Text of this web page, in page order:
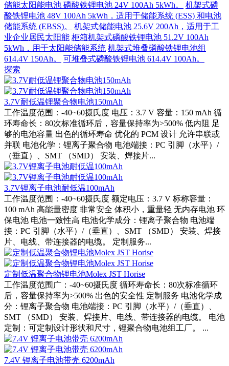
储能太阳能电池 磷酸铁锂电池 24V 100Ah 5kWh。
机架式磷
酸铁锂电池 48V 100Ah 5kWh，适用于储能系统 (ESS) 和电池
储能系统 (EBSS)。
机架式储能电池 25.6V 200Ah，适用于工
业企业居民太阳能 柜箱机架式磷酸铁锂电池 51.2V 100Ah
5kWh，用于太阳能储能系统 机架式堆叠磷酸铁锂电池组
614.4V 150Ah。
可堆叠式磷酸铁锂电池 614.4V 100Ah。
探索
3.7V耐低温锂聚合物电池150mAh
工作温度范围：-40~60摄氏度 电压：3.7 V 容量：150 mAh 循
环寿命长：80次标准循环后，容量保持率为>500% 低内阻 足
够的电池容量 出色的循环寿命 优化的 PCM 设计 允许串联或
并联 电池化学：锂离子聚合物 电池端接：PC 引脚（水平）/
（垂直）、SMT （SMD） 安装、焊接片...
3.7V锂离子电池耐低温100mAh
工作温度范围：-40~60摄氏度 额定电压：3.7 V 标称容量：
100 mAh 高能量密度 非常安全 体积小，重量轻 无内存电池 环
保电池 电池一致性高 电池化学成分：锂离子聚合物 电池端
接：PC 引脚（水平）/（垂直）、SMT （SMD） 安装、焊接
片、电线、带连接器的电缆。 定制服务...
定制低温聚合物锂电池Molex JST Horise
工作温度范围广：-40~60摄氏度 循环寿命长：80次标准循环
后，容量保持率为>500% 出色的安全性 定制服务 电池化学成
分：锂离子聚合物 电池端接：PC 引脚（水平）/（垂直）、
SMT （SMD） 安装、焊接片、电线、带连接器的电缆。 电池
定制：可定制设计形状和尺寸，锂聚合物电池组工厂。 ...
7.4V 锂离子电池带壳 6200mAh